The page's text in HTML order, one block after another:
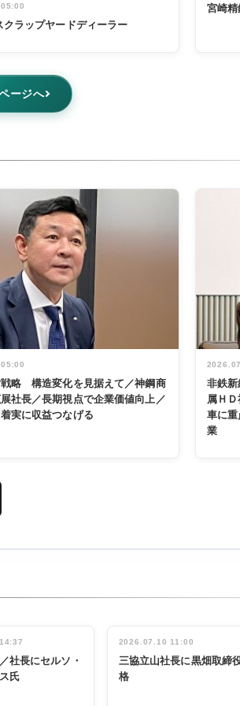
クラップヤードディーラー
宮崎
ージへ
略 構造変化を見据えて／神鋼商
社長／長期視点で企業価値向上／
実に収益つなげる
非鉄
属Ｈ
車に
業
界
社長にセルソ・
氏
2026.07.10 11:00
三協立山社長に黒畑取締
格